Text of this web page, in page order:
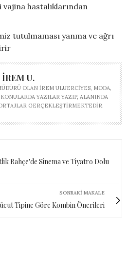
hastalıklarından
tutulmaması yanma ve ağrı
İREM U.
OLAN İREM ULUERCIYES, MODA,
YAZILAR YAZIP, ALANINDA
GERÇEKLEŞTIRMEKTEDIR.
Bahçe'de Sinema ve Tiyatro Dolu
SONRAKI MAKALE
Tipine Göre Kombin Önerileri